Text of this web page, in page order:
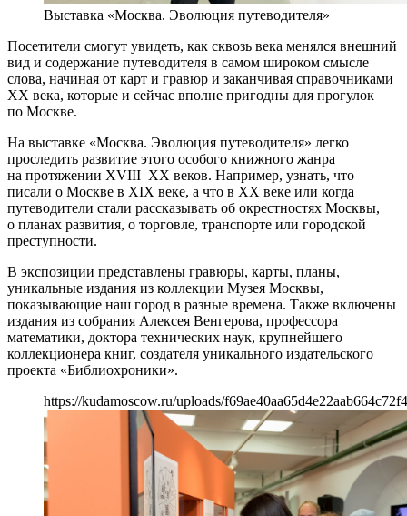
Выставка «Москва. Эволюция путеводителя»
Посетители смогут увидеть, как сквозь века менялся внешний
вид и содержание путеводителя в самом широком смысле
слова, начиная от карт и гравюр и заканчивая справочниками
XX века, которые и сейчас вполне пригодны для прогулок
по Москве.
На выставке «Москва. Эволюция путеводителя» легко
проследить развитие этого особого книжного жанра
на протяжении XVIII–XX веков. Например, узнать, что
писали о Москве в XIX веке, а что в XX веке или когда
путеводители стали рассказывать об окрестностях Москвы,
о планах развития, о торговле, транспорте или городской
преступности.
В экспозиции представлены гравюры, карты, планы,
уникальные издания из коллекции Музея Москвы,
показывающие наш город в разные времена. Также включены
издания из собрания Алексея Венгерова, профессора
математики, доктора технических наук, крупнейшего
коллекционера книг, создателя уникального издательского
проекта «Библиохроники».
https://kudamoscow.ru/uploads/